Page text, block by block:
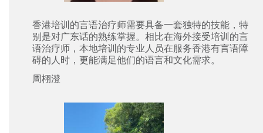
香港培训的言语治疗师需要具备一套独特的技能，特
别是对广东话的熟练掌握。相比在海外接受培训的言
语治疗师，本地培训的专业人员在服务香港有言语障
碍的人时，更能满足他们的语言和文化需求。
周栩澄